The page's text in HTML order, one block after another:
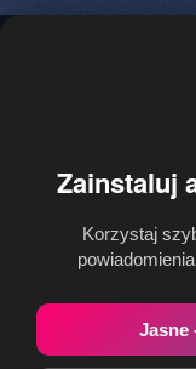
Zainstaluj
Korzystaj
Jasne
Polska randka w
Singiel.nl to najlepszy